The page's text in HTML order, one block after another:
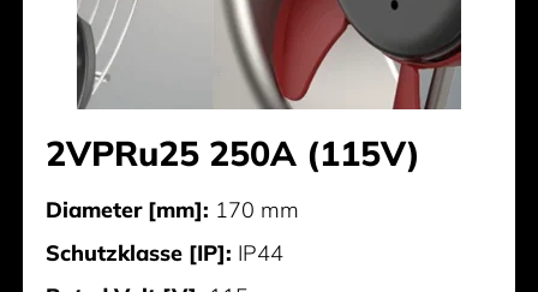
2VPRu25 250A (115V)
Diameter [mm]: 170 mm
Schutzklasse [IP]: IP44